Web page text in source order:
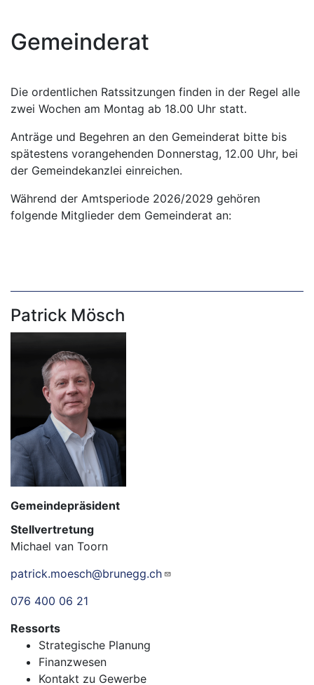
Hauptnavigation
Gemeinderat
Die ordentlichen Ratssitzungen finden in der Regel alle
zwei Wochen am Montag ab 18.00 Uhr statt.
Anträge und Begehren an den Gemeinderat bitte bis
spätestens vorangehenden Donnerstag, 12.00 Uhr, bei
der Gemeindekanzlei einreichen.
Während der Amtsperiode 2026/2029 gehören
folgende Mitglieder dem Gemeinderat an:
Patrick Mösch
Gemeindepräsident
Stellvertretung
Michael van Toorn
patrick.moesch@brunegg.ch
076 400 06 21
Ressorts
Strategische Planung
Finanzwesen
Kontakt zu Gewerbe